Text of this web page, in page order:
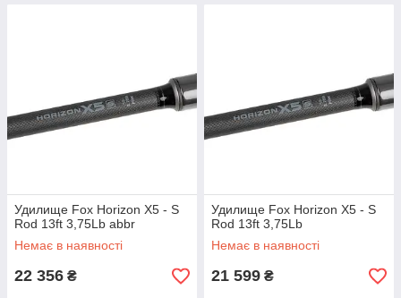
Удилище Fox Horizon X5 - S
Rod 13ft 3,75Lb abbr
Немає в наявності
22 356 ₴
Удилище Fox Horizon X5 - S
Rod 13ft 3,75Lb
Немає в наявності
21 599 ₴